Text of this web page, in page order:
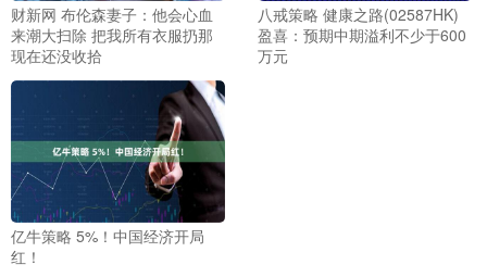
财新网 布伦森妻子：他会心血
来潮大扫除 把我所有衣服扔那
现在还没收拾
八戒策略 健康之路(02587HK)
盈喜：预期中期溢利不少于600
万元
亿牛策略 5%！中国经济开局
红！